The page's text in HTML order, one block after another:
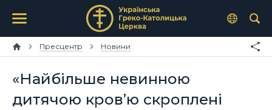
Пресцентр Новини
«Найбільше невинною
дитячою кров’ю скроплені